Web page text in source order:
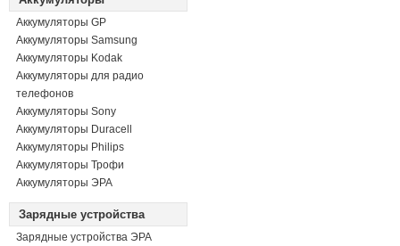
Аккумуляторы GP
Аккумуляторы Samsung
Аккумуляторы Kodak
Аккумуляторы для радио
телефонов
Аккумуляторы Sony
Аккумуляторы Duracell
Аккумуляторы Philips
Аккумуляторы Трофи
Аккумуляторы ЭРА
Зарядные устройства
Зарядные устройства ЭРА